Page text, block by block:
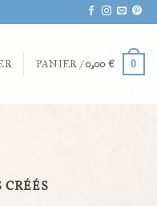
PANIER /0,00€ 0
CRÉÉS